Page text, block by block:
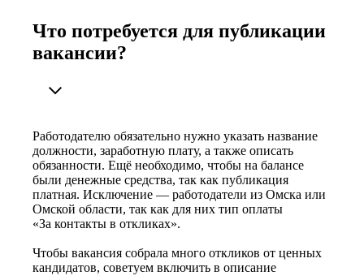
Что потребуется для публикации
вакансии?
Работодателю обязательно нужно указать название
должности, заработную плату, а также описать
обязанности. Ещё необходимо, чтобы на балансе
были денежные средства, так как публикация
платная. Исключение — работодатели из Омска или
Омской области, так как для них тип оплаты
«За контакты в откликах».
Чтобы вакансия собрала много откликов от ценных
кандидатов, советуем включить в описание